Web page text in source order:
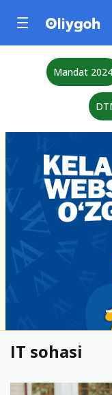
Mandat 2024
IT sohasi